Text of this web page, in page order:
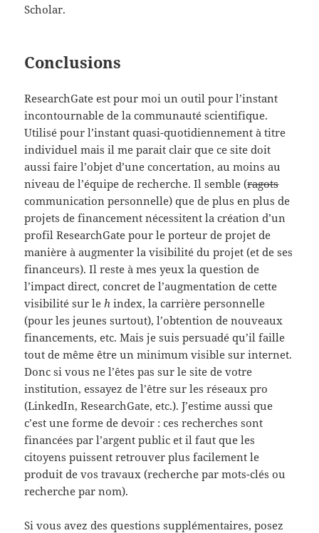
Scholar.
Conclusions
ResearchGate est pour moi un outil pour l’instant
incontournable de la communauté scientifique.
Utilisé pour l’instant quasi-quotidiennement à titre
individuel mais il me parait clair que ce site doit
aussi faire l’objet d’une concertation, au moins au
niveau de l’équipe de recherche. Il semble (ragots
communication personnelle) que de plus en plus de
projets de financement nécessitent la création d’un
profil ResearchGate pour le porteur de projet de
manière à augmenter la visibilité du projet (et de ses
financeurs). Il reste à mes yeux la question de
l’impact direct, concret de l’augmentation de cette
visibilité sur le h index, la carrière personnelle
(pour les jeunes surtout), l’obtention de nouveaux
financements, etc. Mais je suis persuadé qu’il faille
tout de même être un minimum visible sur internet.
Donc si vous ne l’êtes pas sur le site de votre
institution, essayez de l’être sur les réseaux pro
(LinkedIn, ResearchGate, etc.). J’estime aussi que
c’est une forme de devoir : ces recherches sont
financées par l’argent public et il faut que les
citoyens puissent retrouver plus facilement le
produit de vos travaux (recherche par mots-clés ou
recherche par nom).
Si vous avez des questions supplémentaires, posez